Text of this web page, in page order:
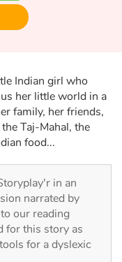
Indian girl who
her little world in a
family, her friends,
Taj-Mahal, the
food...
in an
narrated by
our reading
for this story as
for a dyslexic